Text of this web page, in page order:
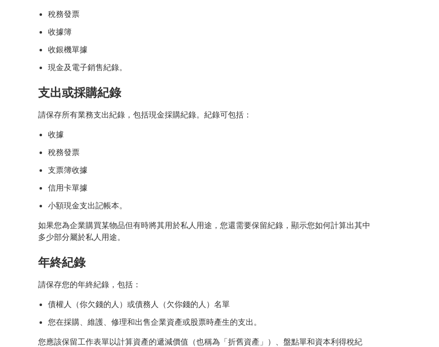
稅務發票
收據簿
收銀機單據
現金及電子銷售紀錄。
支出或採購紀錄
請保存所有業務支出紀錄，包括現金採購紀錄。紀錄可包括：
收據
稅務發票
支票簿收據
信用卡單據
小額現金支出記帳本。
如果您為企業購買某物品但有時將其用於私人用途，您還需要保留紀錄，顯示您如何計算出其中
多少部分屬於私人用途。
年終紀錄
請保存您的年終紀錄，包括：
債權人（你欠錢的人）或債務人（欠你錢的人）名單
您在採購、維護、修理和出售企業資產或股票時產生的支出。
您應該保留工作表單以計算資產的遞減價值（也稱為「折舊資產」）、盤點單和資本利得稅紀